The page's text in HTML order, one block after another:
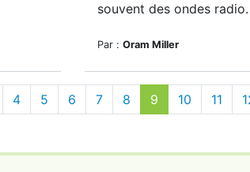
souvent des ondes radio.
Par : Oram Miller
4 5 6 7 8 9 10 11